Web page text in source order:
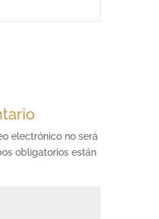
electrónico no será
obligatorios están